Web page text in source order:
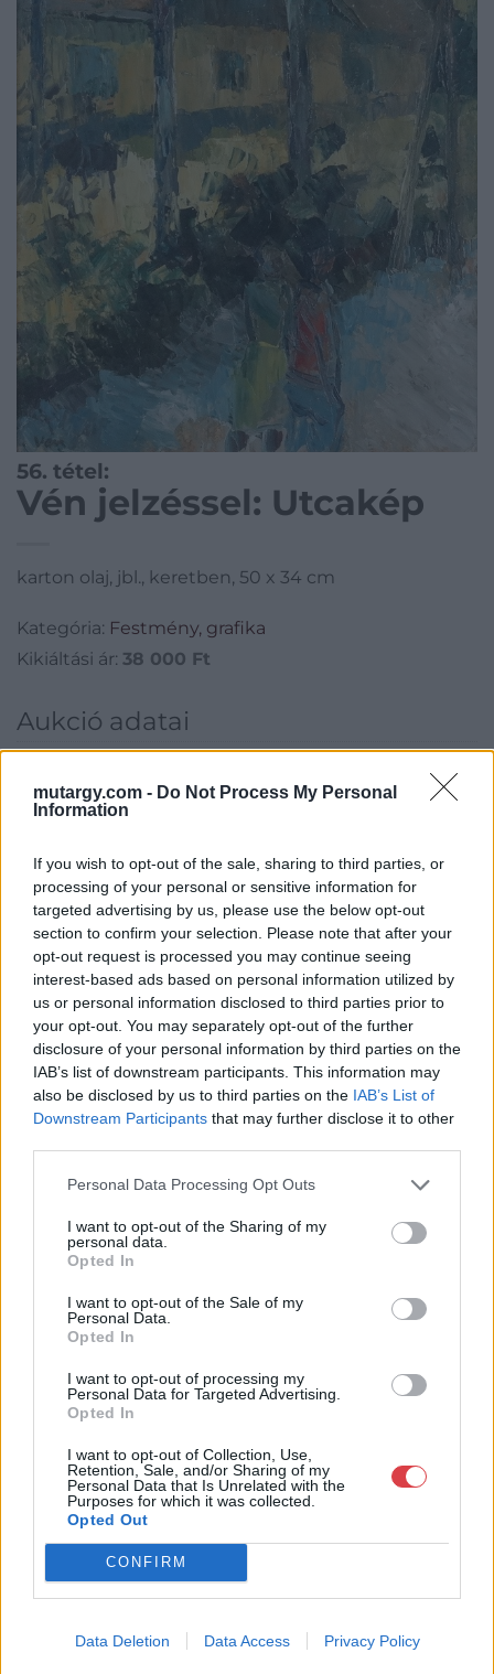
mutargy.com - Do Not Process My Personal
Information
If you wish to opt-out of the sale, sharing to third parties, or
processing of your personal or sensitive information for
targeted advertising by us, please use the below opt-out
section to confirm your selection. Please note that after your
opt-out request is processed you may continue seeing
interest-based ads based on personal information utilized by
us or personal information disclosed to third parties prior to
your opt-out. You may separately opt-out of the further
disclosure of your personal information by third parties on the
IAB’s list of downstream participants. This information may
also be disclosed by us to third parties on the IAB’s List of
Downstream Participants that may further disclose it to other
Personal Data Processing Opt Outs
I want to opt-out of the Sharing of my
personal data.
Opted In
I want to opt-out of the Sale of my
Personal Data.
Opted In
I want to opt-out of processing my
Personal Data for Targeted Advertising.
Opted In
I want to opt-out of Collection, Use,
Retention, Sale, and/or Sharing of my
Personal Data that Is Unrelated with the
Purposes for which it was collected.
Opted Out
CONFIRM
Data Deletion Data Access Privacy Policy
56. tétel:
Vén jelzéssel: Utcakép
karton olaj, jbl., keretben, 50 x 34 cm
Kategória: Festmény, grafika
Kikiáltási ár: 38 000 Ft
Aukció adatai
Aukció neve:234.aukció - festmény, grafika, műtárgy
Aukció dátuma: 2022.05.25
Aukció helye: II. Zsigmond tér 8.
Tételszám: 56
Eladó adatai
Eladó:Műgyűjtők Háza Kft.
Cím: Dudás Attila
Műgyűjtők Háza kft.
Budapest
1023.Bp. Zsigmond tér 11.
1023
Weboldal:
Bemutatkozás: 2013 nyarán nyitottuk meg Galériánkat
Budapesten, a II. kerületben. Célunk, hogy az eladók optimális
rendszeresen tudják gazdagítani gyűjteményüket változatos
kínálatunkból. Ezért is rendezünk minden második héten,
18.00 óráig várjuk szeretettel az érdeklődőket.
KAPCSOLÓDÓ MŰTÁRGYAK